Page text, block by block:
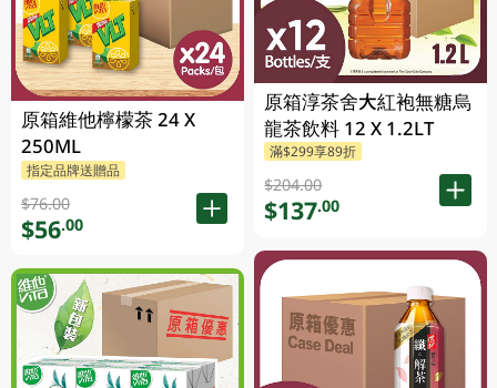
原箱維他檸檬茶 24 X
250ML
指定品牌送贈品
$76.00
$56.00
原箱淳茶舍大紅袍無糖烏
龍茶飲料 12 X 1.2LT
滿$299享89折
$204.00
$137.00